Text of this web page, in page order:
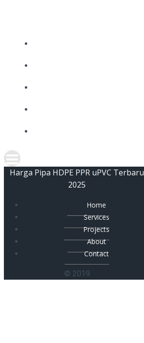
Harga Pipa HDPE PPR uPVC Terbaru
2025
Home
Services
Projects
About
Contact
© 2019